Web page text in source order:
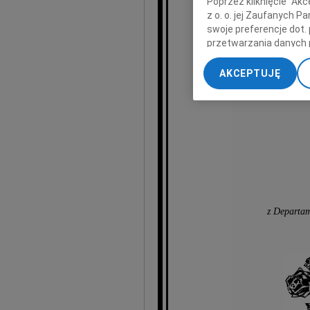
z
z o. o. jej Zaufanych
swoje preferencje dot.
przetwarzania danych
„Ustawienia
My, nasi Zaufani
dokładnych danych
Przechowywanie
AKCEPTUJĘ